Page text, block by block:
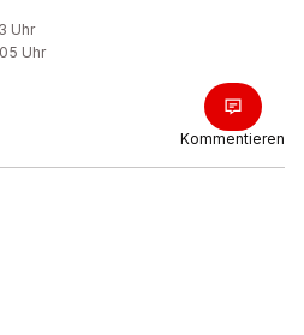
Uhr
Uhr
Kommentieren